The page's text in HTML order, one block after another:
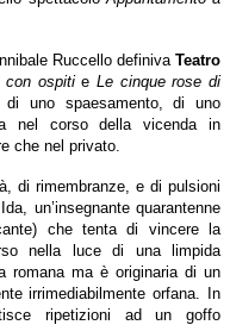
Ruccello definiva Teatro
con ospitie Le cinque rose di
uno spaesamento, di uno
nel corso della vicenda in
che nel privato.
di rimembranze, e di pulsioni
un’insegnante quarantenne
che tenta di vincere la
nella luce di una limpida
romana ma è originaria di un
irrimediabilmente orfana. In
ripetizioni ad un goffo